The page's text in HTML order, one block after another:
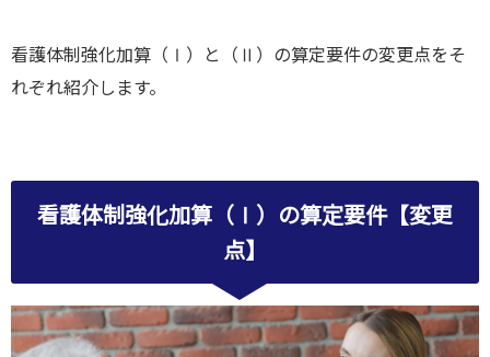
看護体制強化加算（Ⅰ）と（Ⅱ）の算定要件の変更点をそ
れぞれ紹介します。
看護体制強化加算（Ⅰ）の算定要件【変更
点】